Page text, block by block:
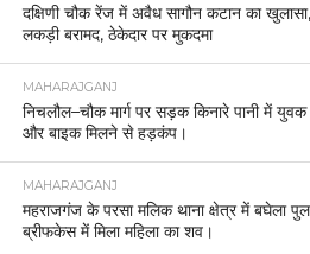
दक्षिणी चौक रेंज में अवैध सागौन कटान का
लकड़ी बरामद, ठेकेदार पर मुकदमा
MAHARAJGANJ
निचलौल–चौक मार्ग पर सड़क किनारे पानी में
और बाइक मिलने से हड़कंप।
MAHARAJGANJ
महराजगंज के परसा मलिक थाना क्षेत्र में बघेला
ब्रीफकेस में मिला महिला का शव।